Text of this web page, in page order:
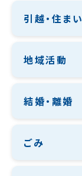
引越・住まい
地域活動
結婚・離婚
ごみ